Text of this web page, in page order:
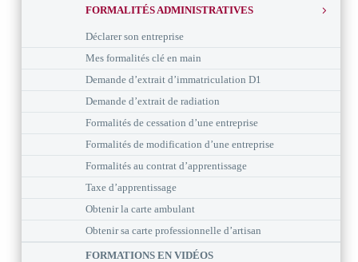
FORMALITÉS ADMINISTRATIVES
Déclarer son entreprise
Mes formalités clé en main
Demande d’extrait d’immatriculation D1
Demande d’extrait de radiation
Formalités de cessation d’une entreprise
Formalités de modification d’une entreprise
Formalités au contrat d’apprentissage
Taxe d’apprentissage
Obtenir la carte ambulant
Obtenir sa carte professionnelle d’artisan
FORMATIONS EN VIDÉOS